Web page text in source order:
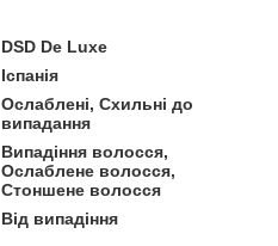
DSD De Luxe
Іспанія
Ослаблені, Схильні до
випадання
Випадіння волосся,
Ослаблене волосся,
Стоншене волосся
Від випадіння